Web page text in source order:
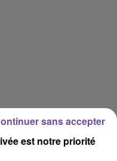
est notre priorité
sans accepter